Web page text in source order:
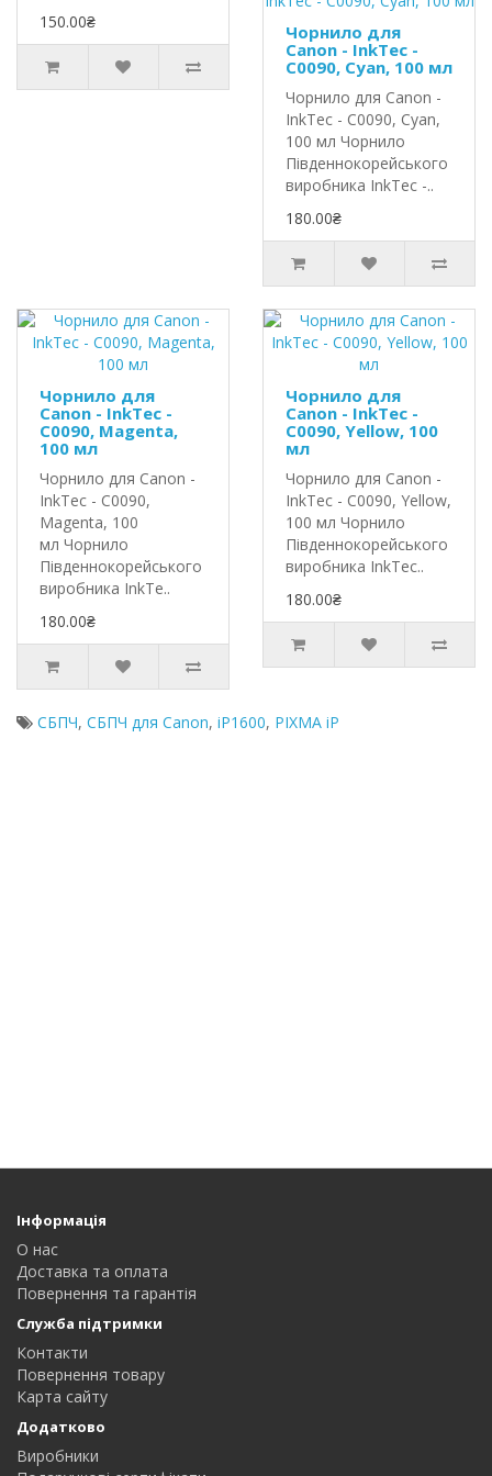
150.00₴
Чорнило для
Canon - InkTec -
C0090, Cyan, 100 мл
Чорнило для Canon -
InkTec - C0090, Cyan,
100 мл Чорнило
Південнокорейського
виробника InkTec -..
180.00₴
Чорнило для
Canon - InkTec -
C0090, Magenta,
100 мл
Чорнило для Canon -
InkTec - C0090,
Magenta, 100
мл Чорнило
Південнокорейського
виробника InkTe..
180.00₴
Чорнило для
Canon - InkTec -
C0090, Yellow, 100
мл
Чорнило для Canon -
InkTec - C0090, Yellow,
100 мл Чорнило
Південнокорейського
виробника InkTec..
180.00₴
СБПЧ, СБПЧ для Canon, iP1600, PIXMA iP
Інформація
О нас
Доставка та оплата
Повернення та гарантія
Служба підтримки
Контакти
Повернення товару
Карта сайту
Додатково
Виробники